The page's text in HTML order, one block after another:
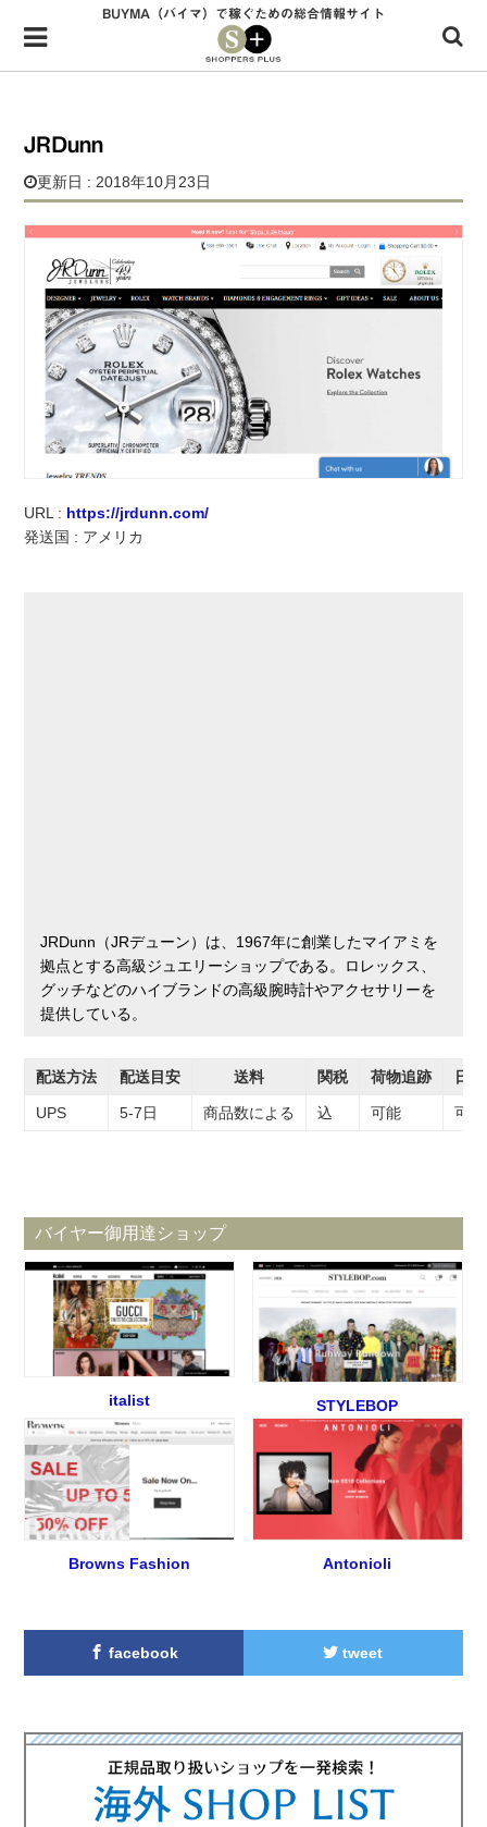
Menu
HOME
ファッショントレンドを発信！SP通信
BUYMAで人気のブランド
BUYMAの売れ筋商品
バイマ活動の疑問に売れっ子現役バイヤーが答えてみた
BUYMA（バイマ）で稼ぐための総合情報サイト
JRDunn
更新日 : 2018年10月23日
URL : https://jrdunn.com/
発送国 : アメリカ
JRDunn（JRデューン）は、1967年に創業したマイアミを
拠点とする高級ジュエリーショップである。ロレックス、
グッチなどのハイブランドの高級腕時計やアクセサリーを
提供している。
配送方法 配送目安 送料 関税 荷物追跡 日
UPS 5-7日 商品数による 込 可能 可能
バイヤー御用達ショップ
italist STYLEBOP
Browns Fashion Antonioli
facebook tweet